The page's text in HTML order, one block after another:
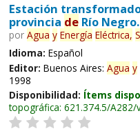
Estación
provincia deRío Negro.
por Agua y Energía Eléctrica,
Idioma: Español
Editor: Buenos Aires: Agua y
1998
Disponibilidad: Ítems
topográfica: 621.374.5/A282/